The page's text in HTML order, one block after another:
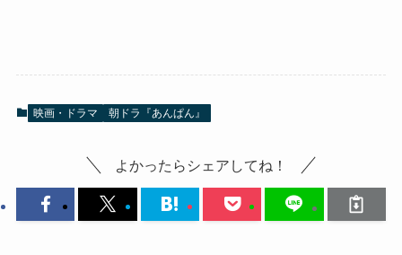
映画・ドラマ 朝ドラ『あんぱん』
よかったらシェアしてね！